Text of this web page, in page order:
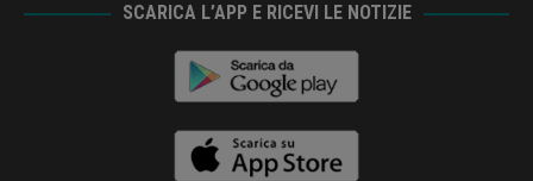
SCARICA L’APP E RICEVI LE NOTIZIE